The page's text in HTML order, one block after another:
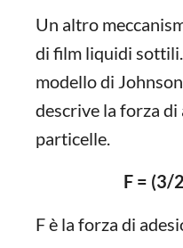
Un altro
di film liquidi
modello di
descrive la forza
particelle.
F = (3/
F è la forza di